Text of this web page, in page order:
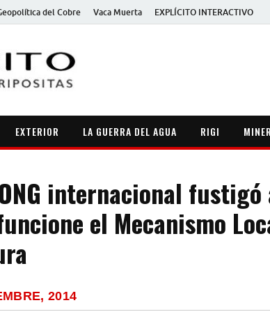
del Cobre Vaca Muerta EXPLÍCITO INTERACTIVO
EXTERIOR LA GUERRA DEL AGUA RIGI
internacional
el Mecanismo
2014